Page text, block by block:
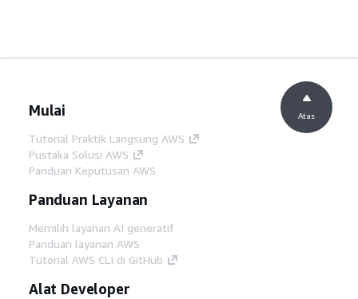
Mulai
Tutorial Praktik Langsung AWS
Pustaka Solusi AWS
Panduan Keputusan AWS
Panduan Layanan
Memilih layanan AI generatif
Panduan layanan AWS
Tutorial AWS CLI di GitHub
Alat Developer
Atas